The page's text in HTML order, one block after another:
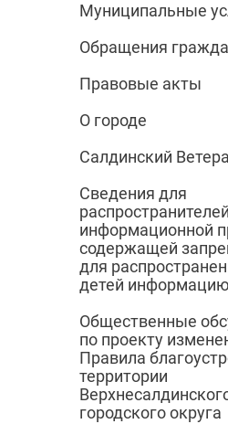
Муниципальные
Обращения
Правовые акты
О городе
Салдинский
Сведения для
распространителей
информационной
содержащей
для
детей информацию
Общественные
по проекту
Правила
территории
городского округа